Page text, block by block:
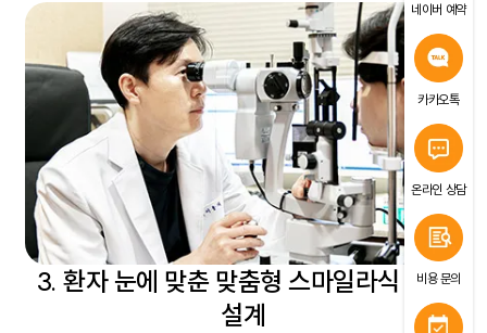
네이버 예약
카카오톡
온라인 상담
비용 문의
3. 환자 눈에 맞춘 맞춤형 스마일라식 수술
설계